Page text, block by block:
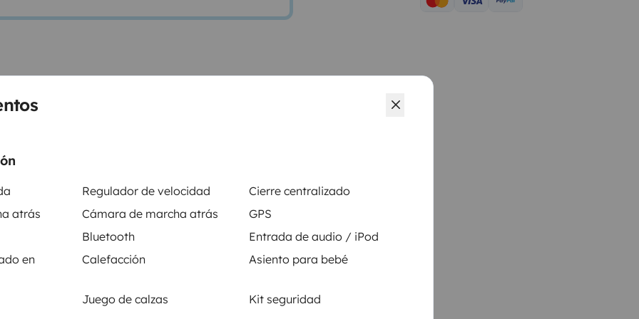
Regulador de velocidad
Cierre centralizado
atrás
Cámara de marcha atrás
GPS
Bluetooth
Entrada de audio / iPod
en
Calefacción Asiento para bebé
Juego de calzas Kit seguridad
perfilada
Teilintegrierte mit
der Grundriss neben einem
TV extra großer
für 2 Personen im
Gewichtsklasse.Ja Rügen ist
auch nach Schweden an.
können gerne ein Vorzelt
Übernachtung mit leckeren